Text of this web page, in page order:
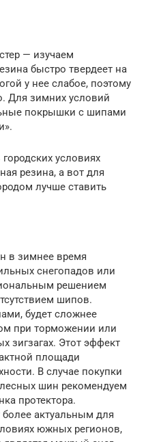
— изучаем
быстро твердеет на
у нее слабое, поэтому
Для зимних условий
покрышки с шипами
условиях
резина, а вот для
лучше ставить
в зимнее время
снегопадов или
решением
шипов.
будет сложнее
при торможении или
зигзагах. Этот эффект
площади
В случае покупки
шин рекомендуем
протектора.
актуальным для
южных регионов,